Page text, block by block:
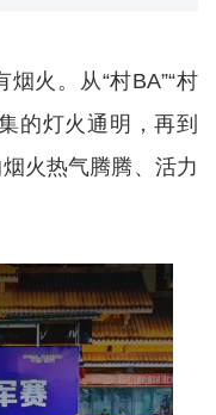
火。从“村BA”“村
的灯火通明，再到
火热气腾腾、活力